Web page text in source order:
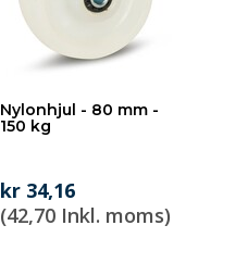
Nylonhjul - 80 mm -
150 kg
kr 34,16
(42,70 Inkl. moms)